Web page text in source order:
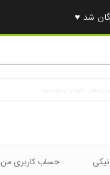
حساب کاربری من